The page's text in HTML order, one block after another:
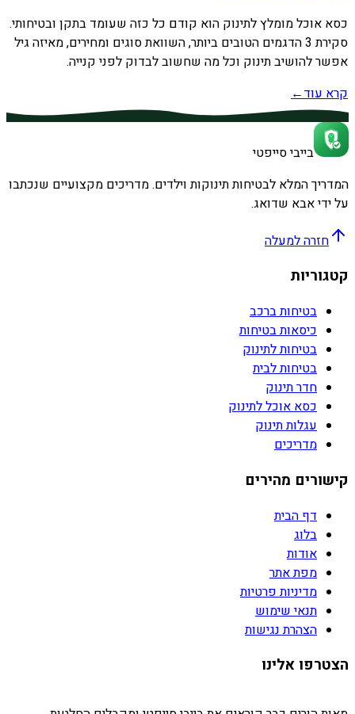
כסא אוכל מומלץ לתינוק הוא קודם כל כזה שעומד בתקן ובטיחותי.
סקירת 3 הדגמים הטובים ביותר, השוואת סוגים ומחירים, מאיזה גיל
אפשר להושיב תינוק וכל מה שחשוב לבדוק לפני קנייה.
קרא עוד←
בייבי סייפטי
המדריך המלא לבטיחות תינוקות וילדים. מדריכים מקצועיים שנכתבו
על ידי אבא שדואג.
חזרה למעלה
קטגוריות
בטיחות ברכב
כיסאות בטיחות
בטיחות לתינוק
בטיחות לבית
חדר תינוק
כסא אוכל לתינוק
עגלות תינוק
מדריכים
קישורים מהירים
דף הבית
בלוג
אודות
מפת אתר
מדיניות פרטיות
תנאי שימוש
הצהרת נגישות
הצטרפו אלינו